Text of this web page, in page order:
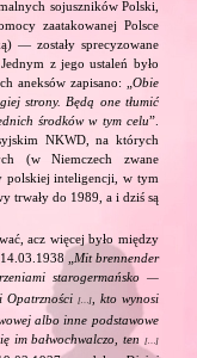
sojuszników Polski,
zaatakowanej Polsce
— zostały sprecyzowane
z jego ustaleń było
aneksów zapisano: „Obie
strony. Będą one tłumić
środków w tym celu”.
NKWD, na których
(w Niemczech zwane
polskiej inteligencji, w tym
trwały do 1989, a i dziś są
acz więcej było między
„Mit brennender
starogermańsko —
i Opatrzności[…], kto wynosi
albo inne podstawowe
im bałwochwalczo, ten […]